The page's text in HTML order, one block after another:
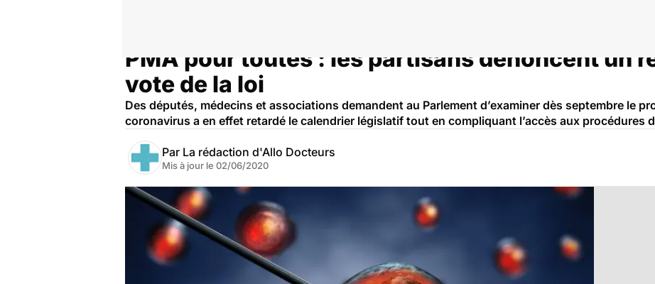
PMA pour toutes : les partisans dénoncent un
vote de la loi
Des députés, médecins et associations demandent au Parlement d’examiner dès septembre le
coronavirus a en effet retardé le calendrier législatif tout en compliquant l’accès aux procédures
Par La rédaction d'Allo Docteurs
Mis à jour le 02/06/2020